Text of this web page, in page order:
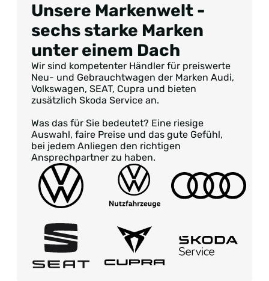
Unsere Markenwelt -
sechs starke Marken
unter einem Dach
Wir sind kompetenter Händler für preiswerte
Neu- und Gebrauchtwagen der Marken Audi,
Volkswagen, SEAT, Cupra und bieten
zusätzlich Skoda Service an.
Was das für Sie bedeutet? Eine riesige
Auswahl, faire Preise und das gute Gefühl,
bei jedem Anliegen den richtigen
Ansprechpartner zu haben.